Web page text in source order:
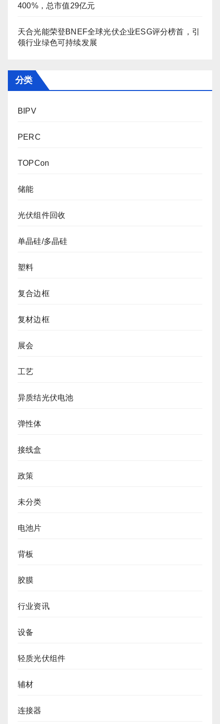
400%，总市值29亿元
天合光能荣登BNEF全球光伏企业ESG评分榜首，引
领行业绿色可持续发展
分类
BIPV
PERC
TOPCon
储能
光伏组件回收
单晶硅/多晶硅
塑料
复合边框
复材边框
展会
工艺
异质结光伏电池
弹性体
接线盒
政策
未分类
电池片
背板
胶膜
行业资讯
设备
轻质光伏组件
辅材
连接器